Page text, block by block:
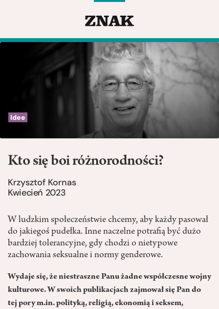
Idee
Kto się boi różnorodności?
Krzysztof Kornas
Kwiecień 2023
W ludzkim społeczeństwie chcemy, aby każdy pasował
do jakiegoś pudełka. Inne naczelne potrafią być dużo
bardziej tolerancyjne, gdy chodzi o nietypowe
zachowania seksualne i normy genderowe.
Wydaje się, że niestraszne Panu żadne współczesne wojny
kulturowe. W swoich publikacjach zajmował się Pan do
tej pory m.in. polityką, religią, ekonomią i seksem,